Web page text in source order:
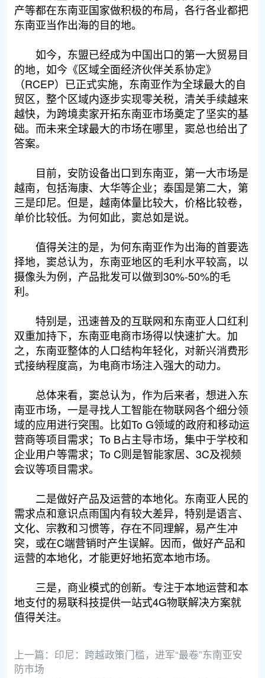
产等都在东南亚国家做积极的布局，各行各业都把
东南亚当作出海的目的地。
如今，东盟已经成为中国出口的第一大贸易目
的地，如今《区域全面经济伙伴关系协定》
（RCEP）已正式实施，东南亚作为全球最大的自
贸区，整个区域内逐步实现零关税，清关手续越来
越快，为跨境卖家开拓东南亚市场奠定了坚实的基
础。而未来全球最大的市场在哪里，窦总也给出了
答案。
目前，安防设备出口到东南亚，第一大市场是
越南，包括海康、大华等企业；泰国是第二大，第
三是印尼。但是，越南体量比较大，价格比较卷，
单价比较低。为何如此，窦总如是说。
值得关注的是，为何东南亚作为出海的首要选
择地，窦总认为，东南亚地区的毛利水平较高，以
摄像头为例，产品批发可以做到30%-50%的毛
利。
特别是，迅速普及的互联网和东南亚人口红利
双重加持下，东南亚电商市场得以快速扩大。加
之，东南亚整体的人口结构年轻化，对新兴消费形
式接纳程度高，为电商市场注入强大的动力。
总体来看，窦总认为，作为后来者，想进入东
南亚市场，一是寻找人工智能在物联网各个细分领
域的应用进行突围。比如To G领域的政府和移动运
营商等项目需求；To B占主导市场，集中于学校和
企业用户等需求；To C则是智能家居、3C及视频
会议等项目需求。
二是做好产品及运营的本地化。东南亚人民的
需求点和意识点雨国内有较大差异，特别是语言、
文化、宗教和习惯等，存在不同理解，易产生冲
突，或在C端营销时产生误解。因而，做好产品和
运营的本地化，才能更好地拓宽本地市场。
三是，商业模式的创新。专注于本地运营和本
地支付的易联科技提供一站式4G物联解决方案就
值得关注。
上一篇： 印尼：跨越政策门槛，进军“最卷”东南亚安
防市场